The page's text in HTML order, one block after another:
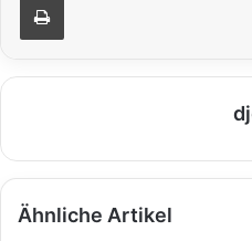
Ähnliche Artikel